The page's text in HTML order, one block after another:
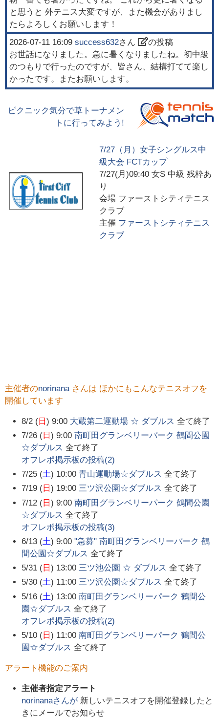
と思うと 外テニス大変ですが、また機会がありまし
たらよろしくお願いします！
2026-07-11 16:09 success632さん
の投稿
お世話になりました。急に暑くなりましたね。初中級
のつもりで行ったのですが、皆さん、結構打てて楽し
かったです。またお願いします。
ピクニック気分で草トーナメン
トに行ってみよう!
7/27（月）女子シングルス中
級大会 FCTカップ
7/27(月)09:40 女S 中級 残枠あ
り
会場 ファーストシティテニス
クラブ
主催 ファーストシティテニス
クラブ
主催者のnorinana さんは ほかにもこんなテニスオフを
開催しています
8/2 ( 日) 9:00 大蔵第二運動場 ☆ ダブルス 全て終了
7/26 ( 日) 9:00 南町田グランベリーパーク 鶴間公園
☆ダブルス 全て終了
オフレポ掲示板の投稿(2)
7/25 (土) 10:00 青山運動場☆ダブルス 全て終了
7/19 ( 日) 19:00 三ツ沢公園☆ダブルス 全て終了
7/12 ( 日) 9:00 南町田グランベリーパーク 鶴間公園
☆ダブルス 全て終了
オフレポ掲示板の投稿(3)
6/13 (土) 9:00 "急募" 南町田グランベリーパーク 鶴
間公園☆ダブルス 全て終了
5/31 ( 日) 13:00 三ツ池公園 ☆ ダブルス 全て終了
5/30 (土) 11:00 三ツ沢公園☆ダブルス 全て終了
5/16 (土) 13:00 南町田グランベリーパーク 鶴間公
園☆ダブルス 全て終了
オフレポ掲示板の投稿(2)
5/10 ( 日) 11:00 南町田グランベリーパーク 鶴間公
園☆ダブルス 全て終了
アラート機能のご案内
主催者指定アラート
norinanaさんが 新しいテニスオフを開催登録したと
きにメールでお知らせ